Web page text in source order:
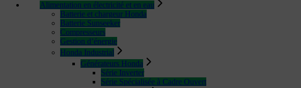
Alimentation en électricité et en eau
Batterie et chargeur Honda
Batterie Sunseeker
Compresseurs
Gestion d’énergie
Honda Industrial
Générateurs Honda
Série Inverter
Série Spécialisée à Cadre Ouvert